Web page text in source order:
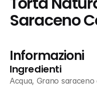
Saraceno
Informazioni
Ingredienti
Acqua, Grano